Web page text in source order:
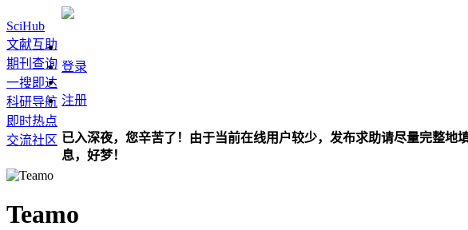
SciHub
文献互助
期刊查询
一搜即达
科研导航
即时热点
交流社区
登录
注册
已入深夜，您辛苦了！由于当前在线用户较少，发布求助请尽量完整
息，好梦！
Teamo